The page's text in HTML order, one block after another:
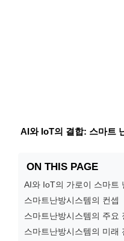
AI와 IoT의 결합: 스마트
ON THIS PAGE
AI와 IoT의 가로이 스마트
스마트난방시스템의 컨셉
스마트난방시스템의 주요
스마트난방시스템의 미래